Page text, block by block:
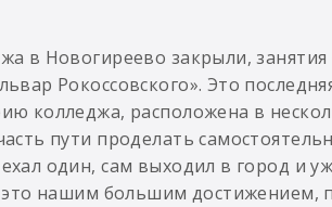
в Новогиреево закрыли,
Рокоссовского». Это
колледжа, расположена в
пути проделать
один, сам выходил в город и
нашим большим достижением,